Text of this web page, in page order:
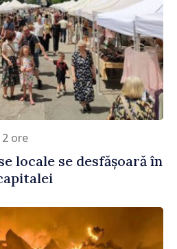
ore
locale se desfășoară în